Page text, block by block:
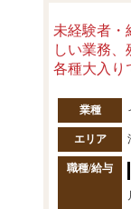
未経験者・
しい業務、
各種大入り
業種
エリア
職種/給与